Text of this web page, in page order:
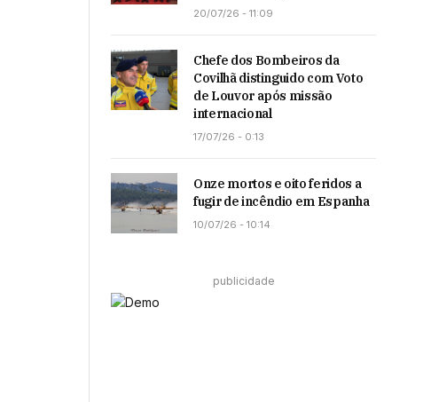
20/07/26 - 11:09
Chefe dos Bombeiros da
Covilhã distinguido com Voto
de Louvor após missão
internacional
17/07/26 - 0:13
Onze mortos e oito feridos a
fugir de incêndio em Espanha
10/07/26 - 10:14
publicidade